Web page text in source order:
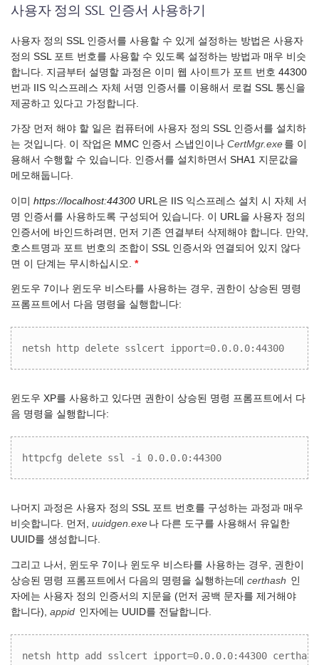
사용자 정의 SSL 인증서 사용하기
사용자 정의 SSL 인증서를 사용할 수 있게 설정하는 방법은 사용자
정의 SSL 포트 번호를 사용할 수 있도록 설정하는 방법과 매우 비슷
합니다. 지금부터 설명할 과정은 이미 웹 사이트가 포트 번호 44300
번과 IIS 익스프레스 자체 서명 인증서를 이용해서 로컬 SSL 통신을
제공하고 있다고 가정합니다.
가장 먼저 해야 할 일은 컴퓨터에 사용자 정의 SSL 인증서를 설치하
는 것입니다. 이 작업은 MMC 인증서 스냅인이나 CertMgr.exe 를 이
용해서 수행할 수 있습니다. 인증서를 설치하면서 SHA1 지문값을
메모해둡니다.
이미 https://localhost:44300 URL은 IIS 익스프레스 설치 시 자체 서
명 인증서를 사용하도록 구성되어 있습니다. 이 URL을 사용자 정의
인증서에 바인드하려면, 먼저 기존 연결부터 삭제해야 합니다. 만약,
호스트명과 포트 번호의 조합이 SSL 인증서와 연결되어 있지 않다
면 이 단계는 무시하십시오. *
윈도우 7이나 윈도우 비스타를 사용하는 경우, 권한이 상승된 명령
프롬프트에서 다음 명령을 실행합니다:
netsh http delete sslcert ipport=0.0.0.0:44300
윈도우 XP를 사용하고 있다면 권한이 상승된 명령 프롬프트에서 다
음 명령을 실행합니다:
httpcfg delete ssl -i 0.0.0.0:44300
나머지 과정은 사용자 정의 SSL 포트 번호를 구성하는 과정과 매우
비슷합니다. 먼저, uuidgen.exe 나 다른 도구를 사용해서 유일한
UUID를 생성합니다.
그리고 나서, 윈도우 7이나 윈도우 비스타를 사용하는 경우, 권한이
상승된 명령 프롬프트에서 다음의 명령을 실행하는데 certhash 인
자에는 사용자 정의 인증서의 지문을 (먼저 공백 문자를 제거해야
합니다), appid 인자에는 UUID를 전달합니다.
netsh http add sslcert ipport=0.0.0.0:44300